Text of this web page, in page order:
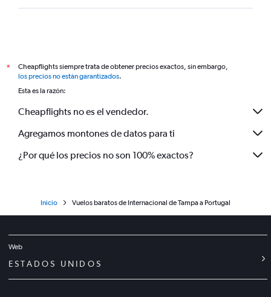
*
Cheapflights siempre trata de obtener precios exactos, sin embargo,
los precios no están garantizados.
Esta es la razón:
Cheapflights no es el vendedor.
Agregamos montones de datos para ti
¿Por qué los precios no son 100% exactos?
Inicio Vuelos baratos de Internacional de Tampa a Portugal
Web
ESTADOS UNIDOS